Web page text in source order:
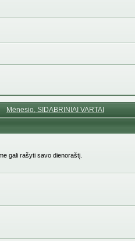
Mėnesio, SIDABRINIAI VARTAI
gali rašyti savo dienoraštį.